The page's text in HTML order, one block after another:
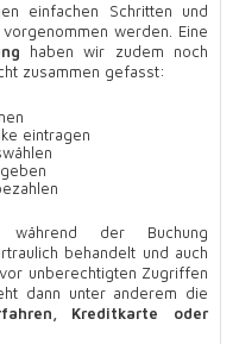
einfachen Schritten und
werden. Eine
haben wir zudem noch
zusammen gefasst:
eintragen
während der Buchung
behandelt und auch
unberechtigten Zugriffen
dann unter anderem die
Kreditkarte oder